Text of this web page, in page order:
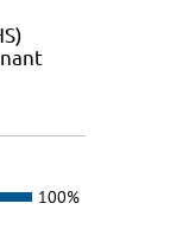
100%